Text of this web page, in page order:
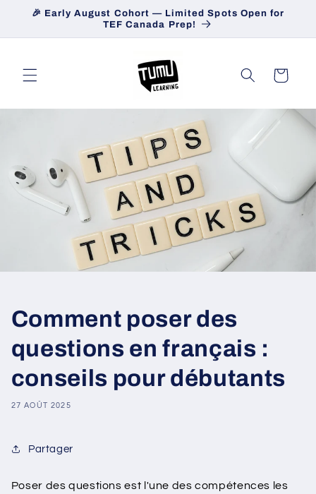
passer
🎉 Early August Cohort — Limited Spots Open for
TEF Canada Prep!
Panier
Comment poser des
questions en français :
conseils pour débutants
27 AOÛT 2025
Partager
Poser des questions est l'une des compétences les